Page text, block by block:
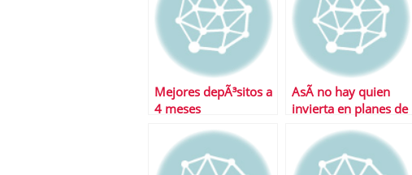
Mejores depÃ³sitos a
4 meses
AsÃ­ no hay quien
invierta en planes de